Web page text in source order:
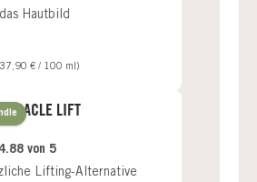
Hautbild
€ / 100 ml)
von 5
LIFT
Lifting-Alternative